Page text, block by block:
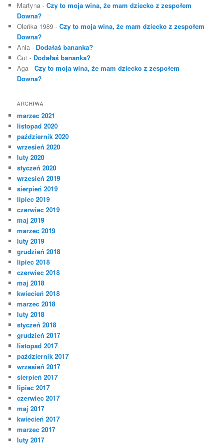
Martyna -Czy to moja wina, że mam dziecko z zespołem
Downa?
Oleńka 1989 -Czy to moja wina, że mam dziecko z zespołem
Downa?
Ania - Dodałaś bananka?
Gut - Dodałaś bananka?
Aga -Czy to moja wina, że mam dziecko z zespołem
Downa?
ARCHIWA
marzec 2021
listopad 2020
październik 2020
wrzesień 2020
luty 2020
styczeń 2020
wrzesień 2019
sierpień 2019
lipiec 2019
czerwiec 2019
maj 2019
marzec 2019
luty 2019
grudzień 2018
lipiec 2018
czerwiec 2018
maj 2018
kwiecień 2018
marzec 2018
luty 2018
styczeń 2018
grudzień 2017
listopad 2017
październik 2017
wrzesień 2017
sierpień 2017
lipiec 2017
czerwiec 2017
maj 2017
kwiecień 2017
marzec 2017
luty 2017